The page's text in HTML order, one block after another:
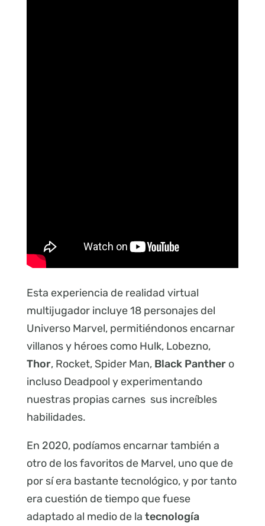
Esta experiencia de realidad virtual
multijugador incluye 18 personajes del
Universo Marvel, permitiéndonos encarnar
villanos y héroes como Hulk, Lobezno,
Thor, Rocket, Spider Man, Black Panthero
incluso Deadpool y experimentando
nuestras propias carnes sus increíbles
habilidades.
En 2020, podíamos encarnar también a
otro de los favoritos de Marvel, uno que de
por sí era bastante tecnológico, y por tanto
era cuestión de tiempo que fuese
adaptado al medio de la tecnología